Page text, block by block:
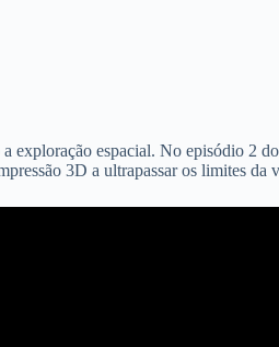
a exploração espacial. No episódio 2
3D a ultrapassar os limites da